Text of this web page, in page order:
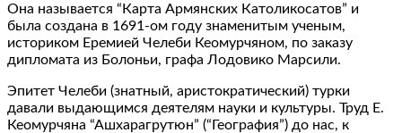
Она называется “Карта Армянских Католикосатов” и
была создана в 1691-ом году знаменитым ученым,
историком Еремией Челеби Кеомурчяном, по заказу
дипломата из Болоньи, графа Лодовико Марсили.
Эпитет Челеби (знатный, аристократический) турки
давали выдающимся деятелям науки и культуры. Труд Е.
Кеомурчяна “Ашхарагрутюн” (“География”) до нас, к